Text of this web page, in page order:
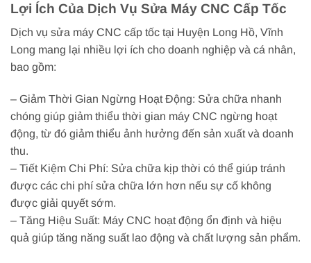
Lợi Ích Của Dịch Vụ Sửa Máy CNC Cấp Tốc
Dịch vụ sửa máy CNC cấp tốc tại Huyện Long Hồ, Vĩnh
Long mang lại nhiều lợi ích cho doanh nghiệp và cá nhân,
bao gồm:
– Giảm Thời Gian Ngừng Hoạt Động: Sửa chữa nhanh
chóng giúp giảm thiểu thời gian máy CNC ngừng hoạt
động, từ đó giảm thiểu ảnh hưởng đến sản xuất và doanh
thu.
– Tiết Kiệm Chi Phí: Sửa chữa kịp thời có thể giúp tránh
được các chi phí sửa chữa lớn hơn nếu sự cố không
được giải quyết sớm.
– Tăng Hiệu Suất: Máy CNC hoạt động ổn định và hiệu
quả giúp tăng năng suất lao động và chất lượng sản phẩm.